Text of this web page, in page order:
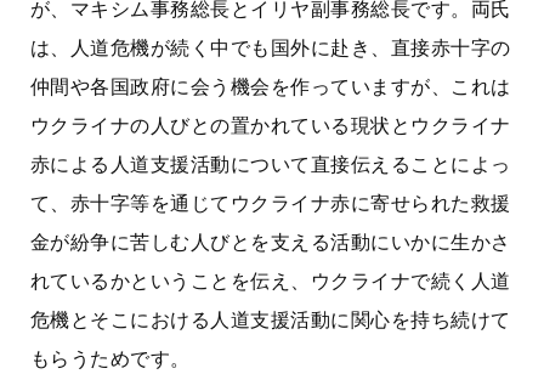
が、マキシム事務総長とイリヤ副事務総長です。両氏
は、人道危機が続く中でも国外に赴き、直接赤十字の
仲間や各国政府に会う機会を作っていますが、これは
ウクライナの人びとの置かれている現状とウクライナ
赤による人道支援活動について直接伝えることによっ
て、赤十字等を通じてウクライナ赤に寄せられた救援
金が紛争に苦しむ人びとを支える活動にいかに生かさ
れているかということを伝え、ウクライナで続く人道
危機とそこにおける人道支援活動に関心を持ち続けて
もらうためです。